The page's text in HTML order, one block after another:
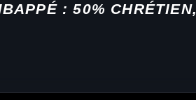
: 50% CHRÉTIEN,